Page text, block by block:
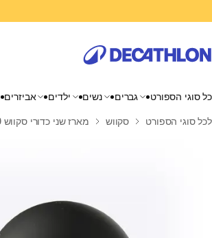
כל סוגי הספורט גברים נשים ילדים אביזרים
בית
לכל סוגי הספורט סקווש מארז שני כדורי סקווש SB 560 עם נקודה אדומה